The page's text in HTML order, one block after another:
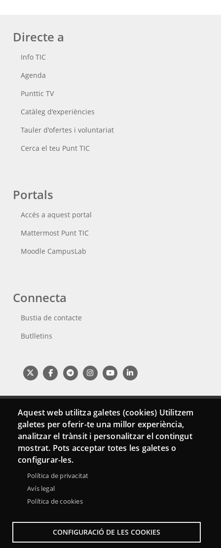
Directe a
Info TIC
Agenda
Punttic TV
Catàleg d'experiències
Tauler d'ofertes i voluntariat
Cerca el teu Punt TIC
Portals
Accés a aquest portal
Mattermost Punt TIC
Moodle CampusLab
Connecta
Bustia de contacte
Butlletins
Aquest web utilitza galetes (cookies) Utilitzem
galetes per oferir-te una millor experiència,
analitzar el trànsit i personalitzar el contingut
mostrat. Pots acceptar totes les galetes o
configurar-les.
Política de privacitat
Avís legal
Política de cookies
CONFIGURACIÓ DE LES COOKIES
Menu
Footer
Mapa web